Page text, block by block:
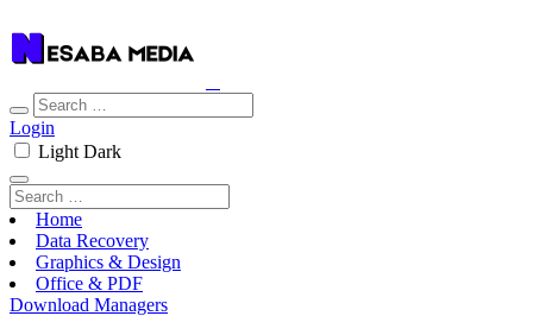
Login
Light Dark
Home
Data Recovery
Graphics & Design
Office & PDF
Download Managers